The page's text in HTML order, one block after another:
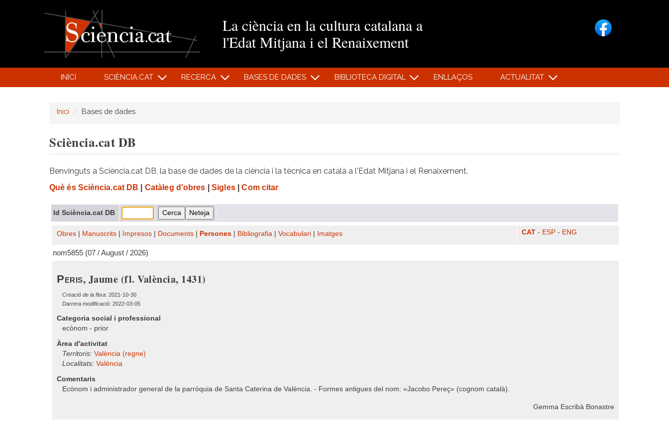
La ciència en la cultura catalana a
l'Edat Mitjana i el Renaixement
INICI SCIÈNCIA.CAT RECERCA BASES DE DADES BIBLIOTECA DIGITAL ENLLAÇOS ACTUALITAT
Inici Bases de dades
Sciència.cat DB
Benvinguts a Sciència.cat DB, la base de dades de la ciència i la tècnica en català a l'Edat Mitjana i el Renaixement.
Què és Sciència.cat DB Catàleg d'obres Sigles| Com citar
Id Sciència.cat DB
Obres Manuscrits Impresos Documents Persones Bibliografia Vocabulari Imatges CAT - ESP - ENG
nom5855 (07 / August / 2026)
Peris, Jaume (fl. València, 1431)
Creació de la fitxa: 2021-10-30
Darrera modificació: 2022-03-05
Categoria social i professional
ecònom - prior
Àrea d'activitat
Territoris: València (regne)
Localitats: València
Comentaris
Ecònom i administrador general de la parròquia de Santa Caterina de València. - Formes antigues del nom: «Jacobo Pereç» (cognom català).
Gemma Escribà Bonastre